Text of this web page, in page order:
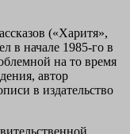
(«Харитя»,
в начале 1985-го в
на то время
автор
в издательство